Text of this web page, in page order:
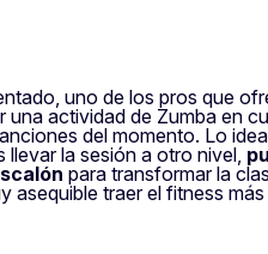
uno de los pros que
una actividad de Zumba en
del momento. Lo
llevar la sesión a otro nivel,
para transformar la
asequible traer el fitness